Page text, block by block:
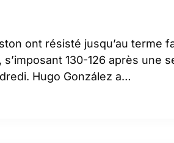
ont résisté jusqu’au terme
130-126 après une
Hugo González a…